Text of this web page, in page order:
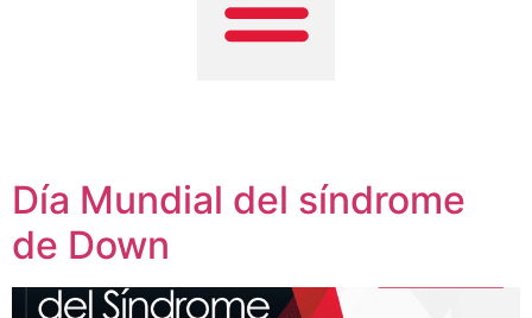
Día Mundial del síndrome
de Down